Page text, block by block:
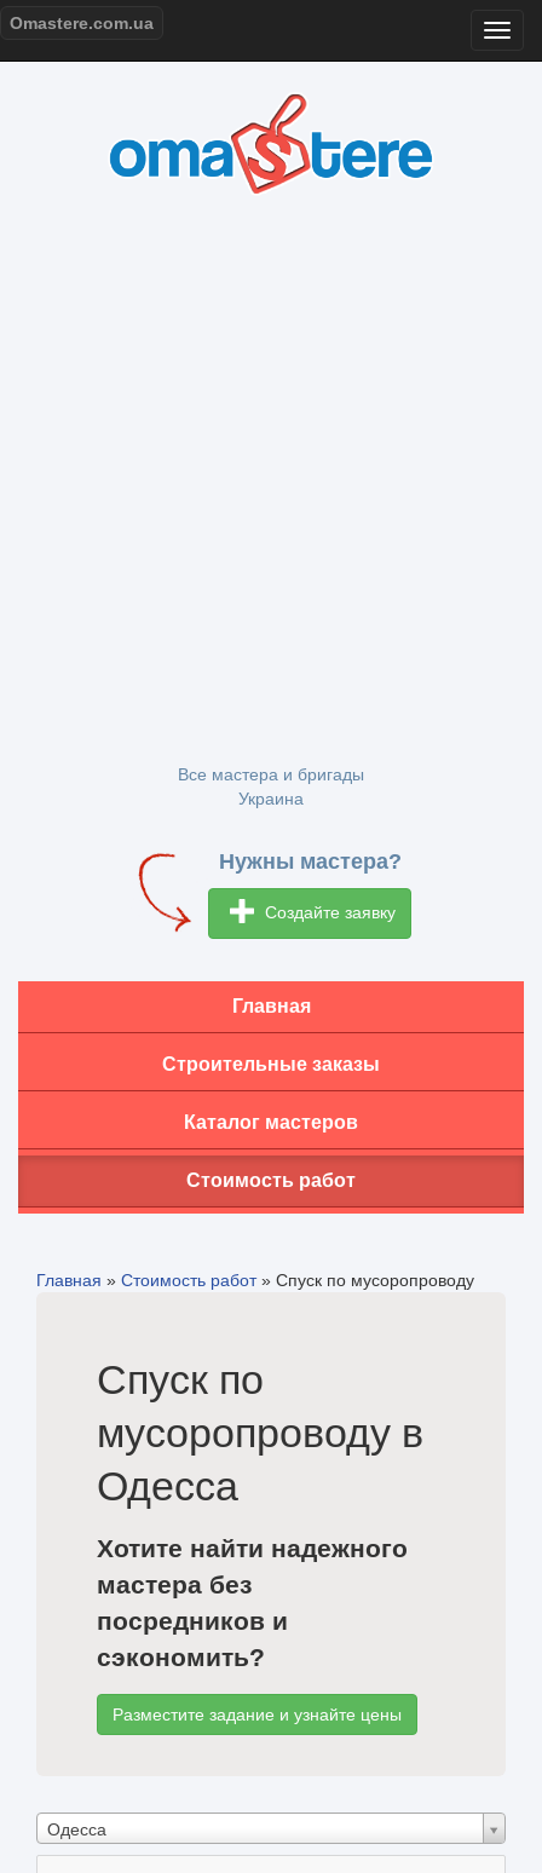
Omastere.com.ua
Все мастера и бригады
Украина
Нужны мастера?
Создайте заявку
Главная
Строительные заказы
Каталог мастеров
Стоимость работ
Главная » Стоимость работ» Спуск по мусоропроводу
Спуск по
мусоропроводу в
Одесса
Хотите найти надежного
мастера без
посредников и
сэкономить?
Разместите задание и узнайте цены
Одесса